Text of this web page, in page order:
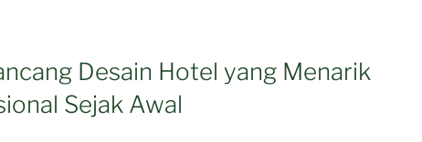
Desain Hotel yang Menarik
Sejak Awal